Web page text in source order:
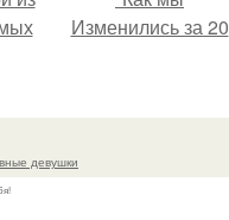
Изменились за 20
девушки